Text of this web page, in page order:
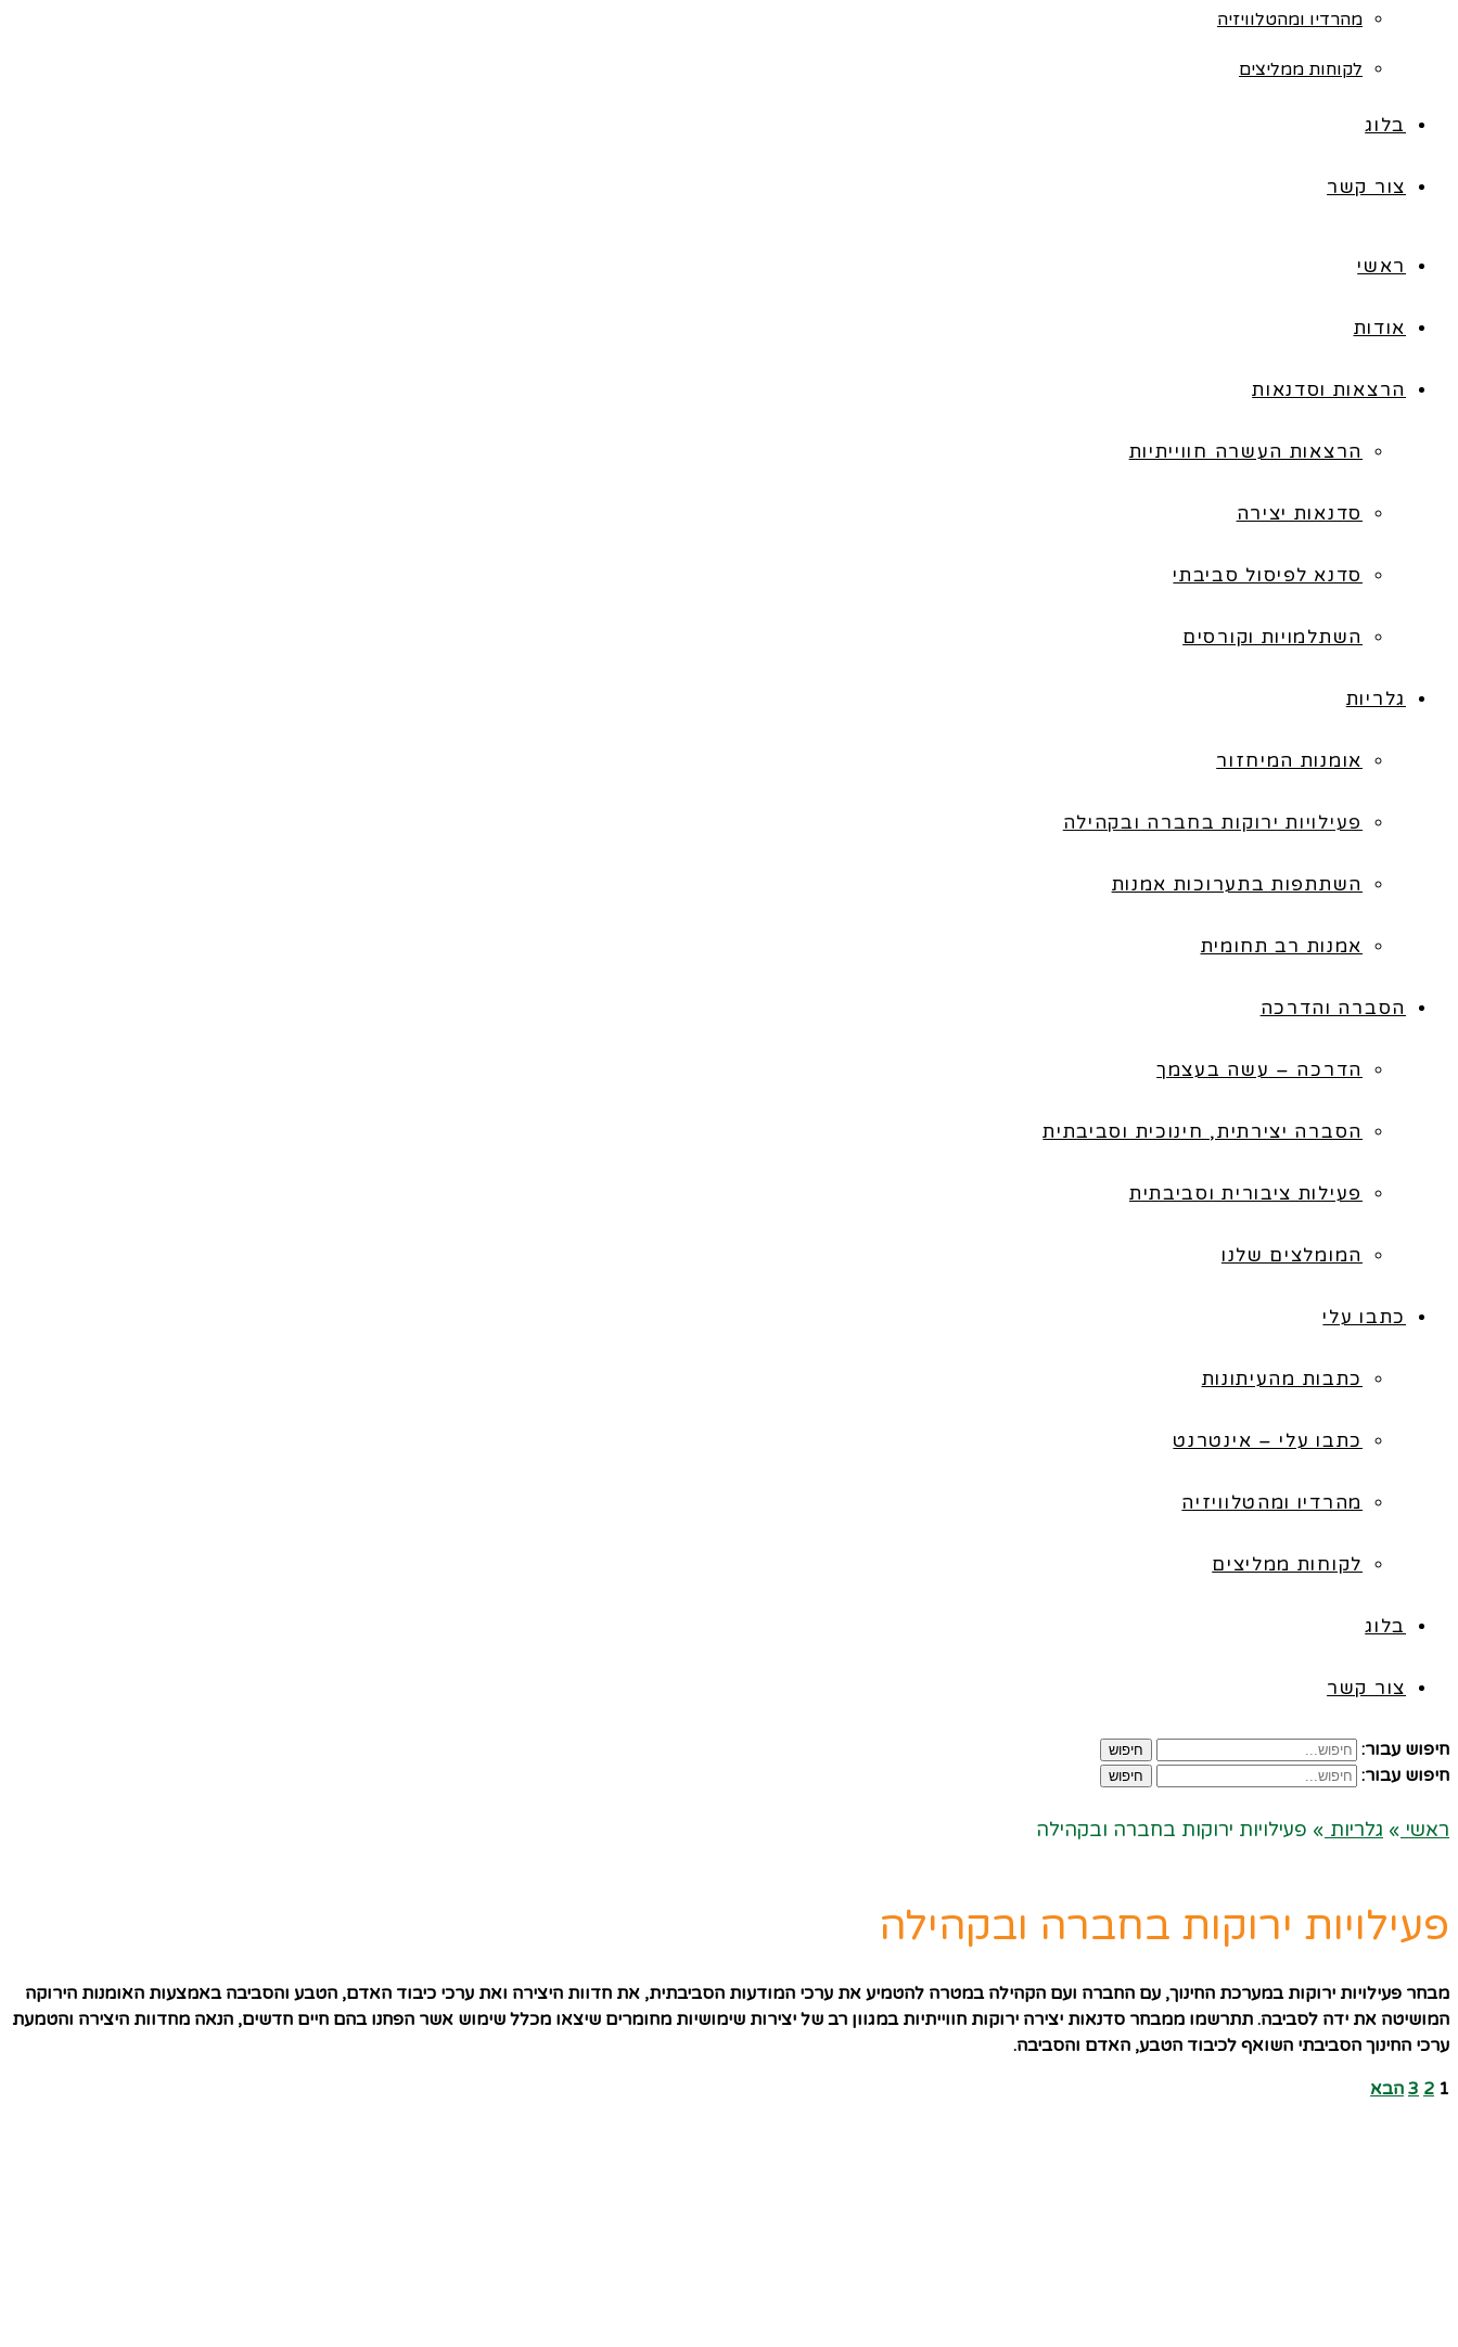
מהרדיו ומהטלוויזיה
לקוחות ממליצים
בלוג
צור קשר
ראשי
אודות
הרצאות וסדנאות
הרצאות העשרה חווייתיות
סדנאות יצירה
סדנא לפיסול סביבתי
השתלמויות וקורסים
גלריות
אומנות המיחזור
פעילויות ירוקות בחברה ובקהילה
השתתפות בתערוכות אמנות
אמנות רב תחומית
הסברה והדרכה
הדרכה – עשה בעצמך
הסברה יצירתית, חינוכית וסביבתית
פעילות ציבורית וסביבתית
המומלצים שלנו
כתבו עלי
כתבות מהעיתונות
כתבו עלי – אינטרנט
מהרדיו ומהטלוויזיה
לקוחות ממליצים
בלוג
צור קשר
חיפוש עבור: חיפוש
חיפוש עבור: חיפוש
ראשי » גלריות » פעילויות ירוקות בחברה ובקהילה
פעילויות ירוקות בחברה ובקהילה
מבחר פעילויות ירוקות במערכת החינוך, עם החברה ועם הקהילה במטרה להטמיע את ערכי המודעות הסביבתית, את חדוות היצירה ואת ערכי כיבוד האדם, הטבע והסביבה באמצעות האומנות הירוקה
המושיטה את ידה לסביבה. תתרשמו ממבחר סדנאות יצירה ירוקות חווייתיות במגוון רב של יצירות שימושיות מחומרים שיצאו מכלל שימוש אשר הפחנו בהם חיים חדשים, הנאה מחדוות היצירה והטמעת
ערכי החינוך הסביבתי השואף לכיבוד הטבע, האדם והסביבה.
1
2
3 הבא